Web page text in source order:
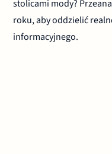
stolicami mody?
roku, aby oddzielić
informacyjnego.